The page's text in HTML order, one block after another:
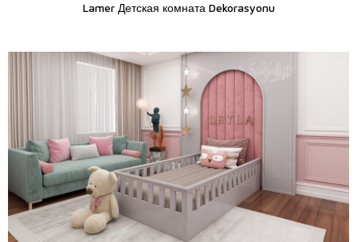
Lamer Детская комната Dekorasyonu